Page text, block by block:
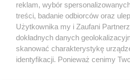
Nie zapomnij
zapoznać się z:
polityką prywatności regulamin
Twojemiasto
Piekary Śląskie
Chorzów
Tarnowskie Góry
reklam, wybór
treści, badanie odbiorców oraz
Użytkownika my i Zaufani
dokładnych danych
skanować charakterystykę
identyfikacji. Ponieważ cenimy